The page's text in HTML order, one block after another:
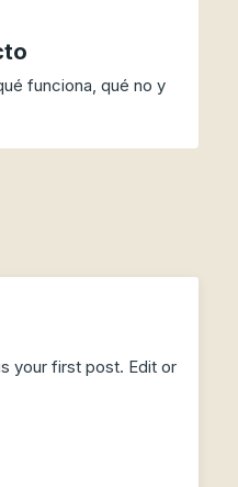
funciona, qué no y
your first post. Edit or